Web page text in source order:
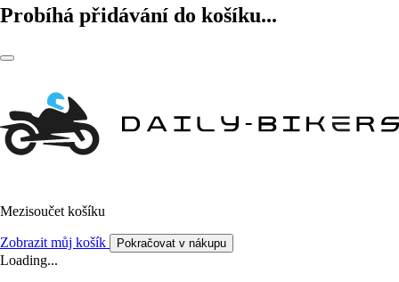
Probíhá přidávání do košíku...
Mezisoučet košíku
Zobrazit můj košík Pokračovat v nákupu
Loading...